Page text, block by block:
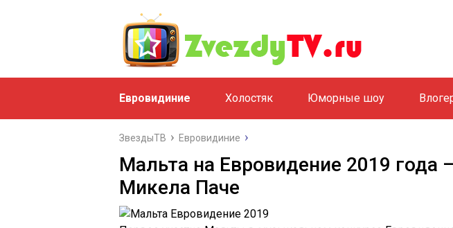
Евровидиние Холостяк Юморные шоу
ЗвездыТВ Евровидиние
Мальта на Евровидение 2019 года
Микела Паче